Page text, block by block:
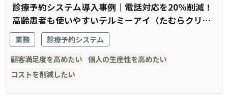
診療予約システム導入事例｜電話対応を20%削減！
高齢患者も使いやすいテルミーアイ（たむらクリニ
ック様）
業務
診療予約システム
顧客満足度を高めたい 個人の生産性を高めたい
コストを削減したい